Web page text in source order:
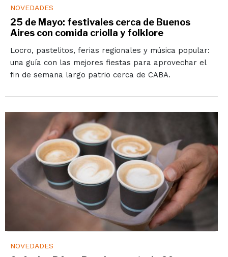
NOVEDADES
25 de Mayo: festivales cerca de Buenos
Aires con comida criolla y folklore
Locro, pastelitos, ferias regionales y música popular:
una guía con las mejores fiestas para aprovechar el
fin de semana largo patrio cerca de CABA.
NOVEDADES